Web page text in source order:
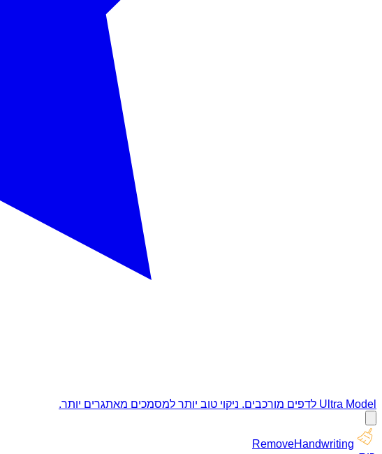
Ultra Model לדפים מורכבים. ניקוי טוב יותר למסמכים מאתגרים יותר.
RemoveHandwriting